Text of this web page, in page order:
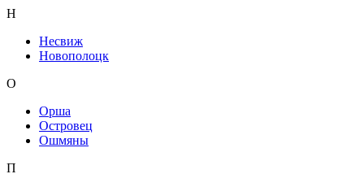
Н
Несвиж
Новополоцк
О
Орша
Островец
Ошмяны
П